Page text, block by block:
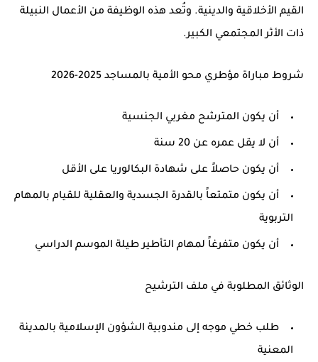
القيم الأخلاقية والدينية. وتُعد هذه الوظيفة من الأعمال النبيلة
ذات الأثر المجتمعي الكبير.
شروط مباراة مؤطري محو الأمية بالمساجد 2025-2026
أن يكون المترشح مغربي الجنسية
أن لا يقل عمره عن 20 سنة
أن يكون حاصلاً على شهادة البكالوريا على الأقل
أن يكون متمتعاً بالقدرة الجسدية والعقلية للقيام بالمهام
التربوية
أن يكون متفرغاً لمهام التأطير طيلة الموسم الدراسي
الوثائق المطلوبة في ملف الترشيح
طلب خطي موجه إلى مندوبية الشؤون الإسلامية بالمدينة
المعنية